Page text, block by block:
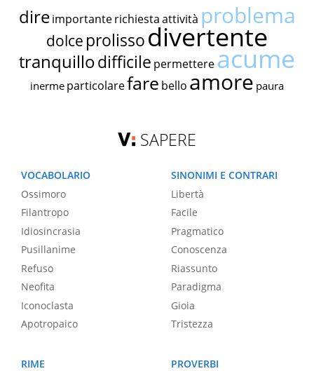
dire importante richiestaattività problema
dolce prolissodivertente
tranquillodifficile permettereacume
inerme particolarefare bello amore paura
SAPERE
VOCABOLARIO
Ossimoro
Filantropo
Idiosincrasia
Pusillanime
Refuso
Neofita
Iconoclasta
Apotropaico
SINONIMI E CONTRARI
Libertà
Facile
Pragmatico
Conoscenza
Riassunto
Paradigma
Gioia
Tristezza
RIME
PROVERBI